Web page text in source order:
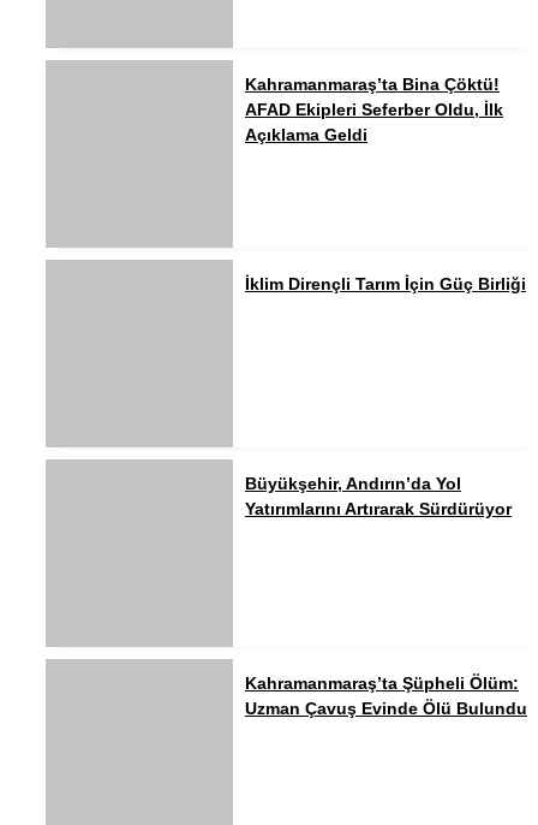
Kahramanmaraş’ta Bina Çöktü!
AFAD Ekipleri Seferber Oldu, İlk
Açıklama Geldi
İklim Dirençli Tarım İçin Güç Birliği
Büyükşehir, Andırın’da Yol
Yatırımlarını Artırarak Sürdürüyor
Kahramanmaraş’ta Şüpheli Ölüm:
Uzman Çavuş Evinde Ölü Bulundu